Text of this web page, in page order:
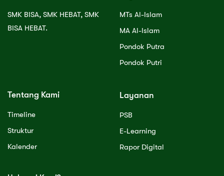
SMK BISA, SMK HEBAT, SMK
BISA HEBAT.
MTs Al-Islam
MA Al-Islam
Pondok Putra
Pondok Putri
Tentang Kami
Timeline
Struktur
Kalender
Layanan
PSB
E-Learning
Rapor Digital